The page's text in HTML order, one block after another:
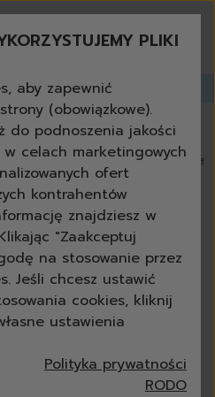
bestsellery
promocje tygodnia
nowości
produkty uniwersalne + eko
zestawy
czyszczenie
kuchnia
łazienka
szkło
podłoga
meble
grill i kominek
outdoor
ścierki
gąbki
akcesoria
i zyskaj ażdo 30% rabatu!
darmo powyżej 200 zł
📦 dostawa
poznaj mapę trendów
poznaj
i
8 min
PLIKI
aby zapewnić
(obowiązkowe).
do podnoszenia jakości
celach marketingowych
ofert
kontrahentów
znajdziesz w
"Zaakceptuj
na stosowanie przez
Jeśli chcesz ustawić
cookies, kliknij
ustawienia
Polityka prywatności
RODO